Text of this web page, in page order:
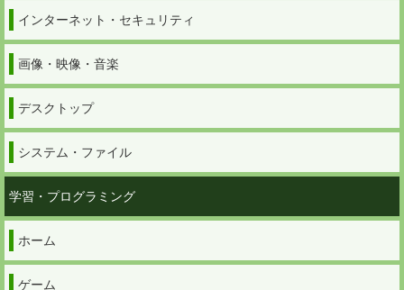
インターネット・セキュリティ
画像・映像・音楽
デスクトップ
システム・ファイル
学習・プログラミング
ホーム
ゲーム